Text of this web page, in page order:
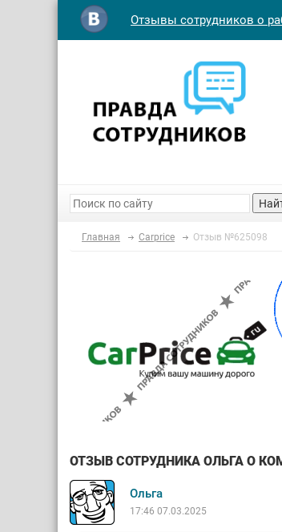
Отзывы сотрудников о
Главная Carprice Отзыв №625098
ОТЗЫВ СОТРУДНИКА ОЛЬГА О
Ольга
17:46 07.03.2025